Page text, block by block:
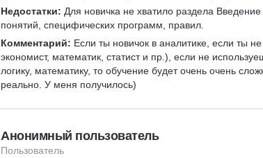
Недостатки: Для новичка не хватило раздела
понятий, специфических программ, правил.
Комментарий: Если ты новичок в аналитике, если ты
экономист, математик, статист и пр.), если не
логику, математику, то обучение будет очень очень
реально. У меня получилось)
Анонимный пользователь
Пользователь